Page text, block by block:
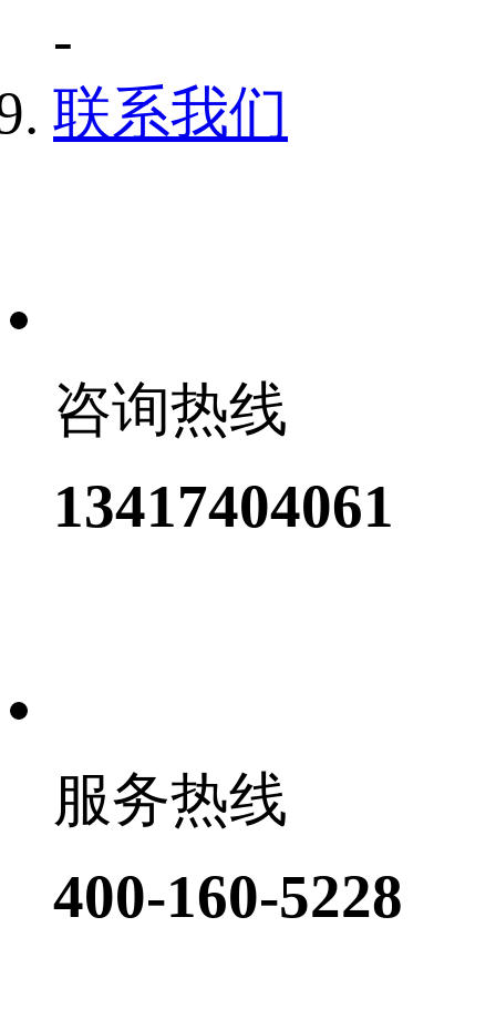
-
联系我们
咨询热线
13417404061
服务热线
400-160-5228